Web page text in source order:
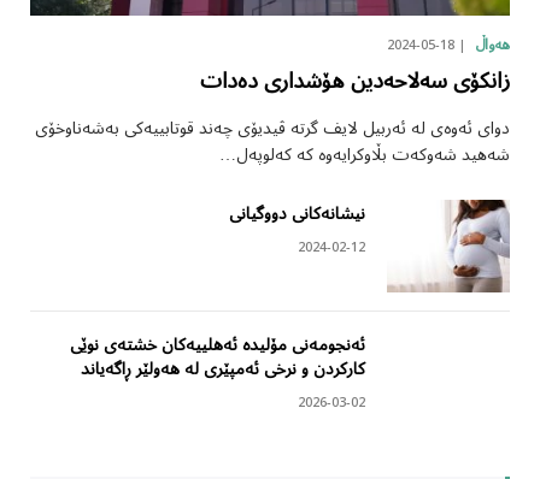
هەواڵ 2024-05-18
زانکۆی سەلاحەدین هۆشداری دەدات
دوای ئەوەی لە ئەربیل لایف گرتە ڤیدیۆی چەند قوتابییەکی بەشەناوخۆی
شەهید شەوکەت بڵاوکرایەوە کە کەلوپەل…
نیشانەکانی دووگیانی
2024-02-12
ئەنجومەنی مۆلیدە ئەهلییەکان خشتەی نوێی
کارکردن و نرخی ئەمپێری لە هەولێر ڕاگەیاند
2026-03-02